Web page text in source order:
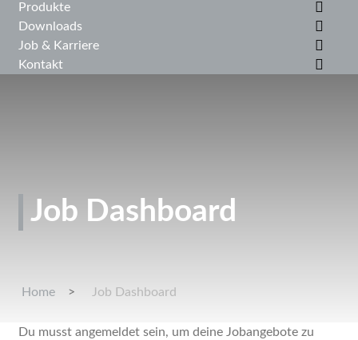
Produkte
Downloads
Job & Karriere
Kontakt
Job Dashboard
Home Job Dashboard
Du musst angemeldet sein, um deine Jobangebote zu